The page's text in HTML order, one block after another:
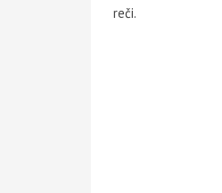
reči.